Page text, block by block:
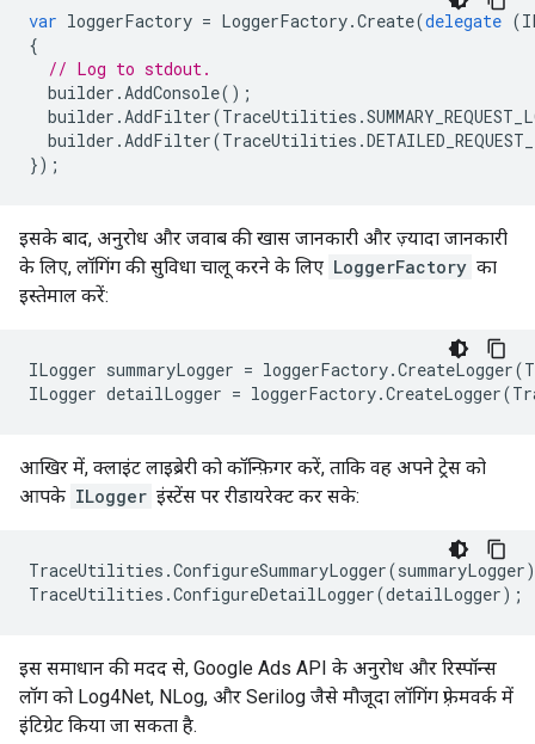
var loggerFactory = LoggerFactory.Create(delegate (
{
// Log to stdout.
builder .AddConsole();
builder .AddFilter(TraceUtilities .
builder .AddFilter(TraceUtilities .
});
इसके बाद, अनुरोध और जवाब की खास जानकारी और ज़्यादा जानकारी
के लिए, लॉगिंग की सुविधा चालू करने के लिए LoggerFactory का
इस्तेमाल करें:
ILogger summaryLogger = loggerFactory.CreateLogger(
ILogger detailLogger = loggerFactory.CreateLogger(
आखिर में, क्लाइंट लाइब्रेरी को कॉन्फ़िगर करें, ताकि वह अपने ट्रेस को
आपके ILogger इंस्टेंस पर रीडायरेक्ट कर सके:
TraceUtilities .ConfigureSummaryLogger(summaryLogger
TraceUtilities .ConfigureDetailLogger(detailLogger);
इस समाधान की मदद से, Google Ads API के अनुरोध और रिस्पॉन्स
लॉग को Log4Net, NLog, और Serilog जैसे मौजूदा लॉगिंग फ़्रेमवर्क में
इंटिग्रेट किया जा सकता है.